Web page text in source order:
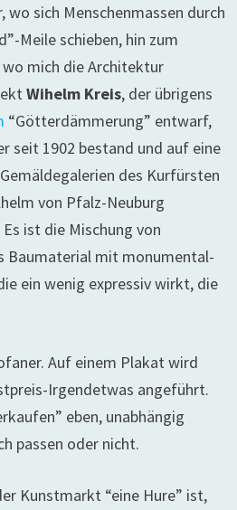
wo sich Menschenmassen durch
Meile schieben, hin zum
wo mich die Architektur
Wihelm Kreis, der übrigens
“Götterdämmerung” entwarf,
seit 1902 bestand und auf eine
des Kurfürsten
von Pfalz-Neuburg
ist die Mischung von
Baumaterial mit monumental-
ein wenig expressiv wirkt, die
Auf einem Plakat wird
Irgendetwas angeführt.
eben, unabhängig
passen oder nicht.
Kunstmarkt “eine Hure” ist,